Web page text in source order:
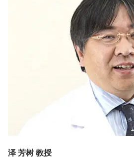
泽 芳树 教授